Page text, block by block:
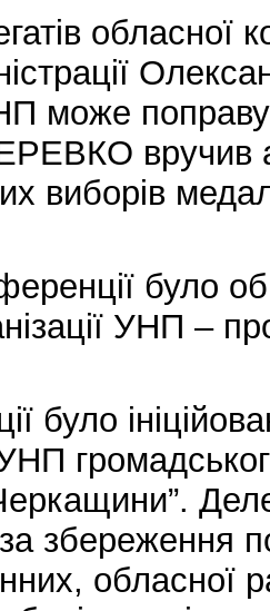
обласної
може поправу
вручив
виборів
було
УНП –
було
збереження
обласної